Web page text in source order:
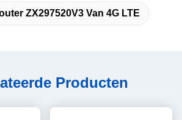
ZX297520V3 Van 4G LTE
Producten